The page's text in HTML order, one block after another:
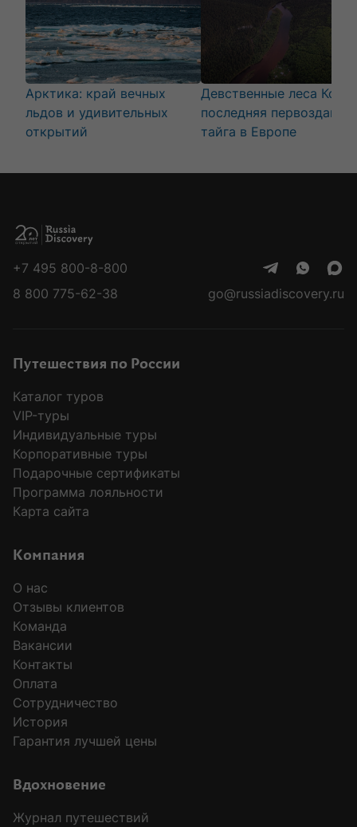
Арктика: край вечных
льдов и удивительных
открытий
Девственные леса Коми:
последняя
тайга в Европе
+7 495 800-8-800
8 800 775-62-38
go@russiadiscovery.ru
Путешествия по России
Каталог туров
VIP-туры
Индивидуальные туры
Корпоративные туры
Подарочные сертификаты
Программа лояльности
Карта сайта
Компания
О нас
Отзывы клиентов
Команда
Вакансии
Контакты
Оплата
Сотрудничество
История
Гарантия лучшей цены
Вдохновение
Журнал путешествий